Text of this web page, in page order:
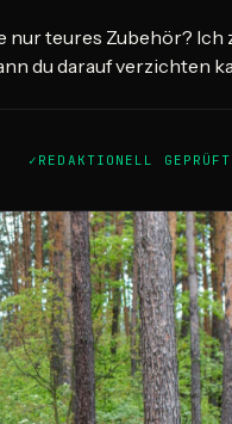
nur teures Zubehör? Ich
du darauf verzichten
REDAKTIONELL GEPRÜFT